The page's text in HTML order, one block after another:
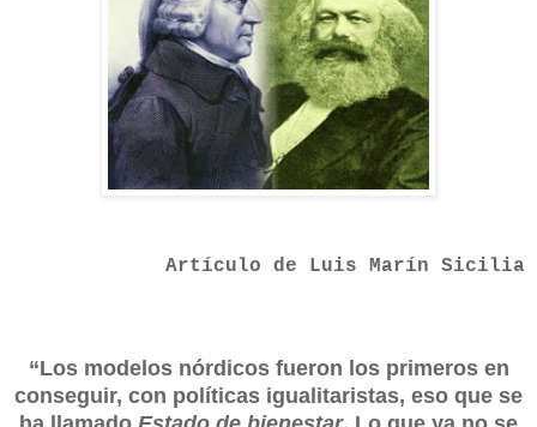
Artículo de Luis Marín Sicilia
“Los modelos nórdicos fueron los primeros en
conseguir, con políticas igualitaristas, eso que se